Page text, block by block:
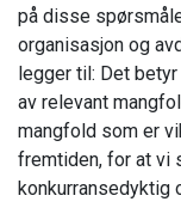
på disse
organisasjon og
legger til: Det
av relevant
mangfold som er
fremtiden, for at vi
konkurransedyktig